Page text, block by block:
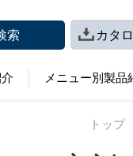
索 カタ
メニュー別製品
トップ